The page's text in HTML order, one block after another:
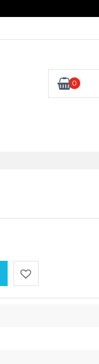
0
KONTAKT
Do